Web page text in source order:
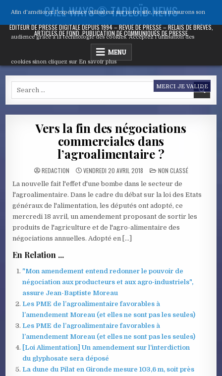
content
CALL WAYS ® TABLOÏD NEWS
ÉDITEUR DE PRESSE DIGITALE DEPUIS 1994 – REVUE DE PRESSE – RELAIS DE BRÈVES,
ARTICLES DE FOND, PUBLICATION DE COMMUNIQUÉS DE PRESSE
MENU
Vers la fin des négociations
commerciales dans
l’agroalimentaire ?
REDACTION VENDREDI 20 AVRIL 2018 POSTED
IN
NON CLASSÉ
La nouvelle fait l'effet d'une bombe dans le secteur de
l'agroalimentaire. Dans le cadre du débat sur la loi des Etats
généraux de l'alimentation, les députés ont adopté, ce
mercredi 18 avril, un amendement proposant de sortir les
produits de l'agriculture et de l'agro-alimentaire des
négociations annuelles. Adopté en […]
En Relation ...
"Mon amendement entend redonner le pouvoir de
négociation aux producteurs et aux agro-industriels",
assure Jean-Baptiste Moreau
Les PME de l’agroalimentaire favorables à
l’amendement Moreau (et elles ne sont pas les seules)
Les PME de l’agroalimentaire favorables à
l’amendement Moreau (et elles ne sont pas les seules)
[Loi Alimentation] Un amendement sur l’interdiction
du glyphosate sera déposé
La dune du Pilat en Gironde mesure 103,6 m, soit près
Afin d'améliorer l’expérience utilisateur sur notre site, nous mesurons son
audience grâce à la technologie des cookies. Acceptez l’utilisation des
cookies sinon cliquez sur En savoir plus
MERCI JE VALIDE